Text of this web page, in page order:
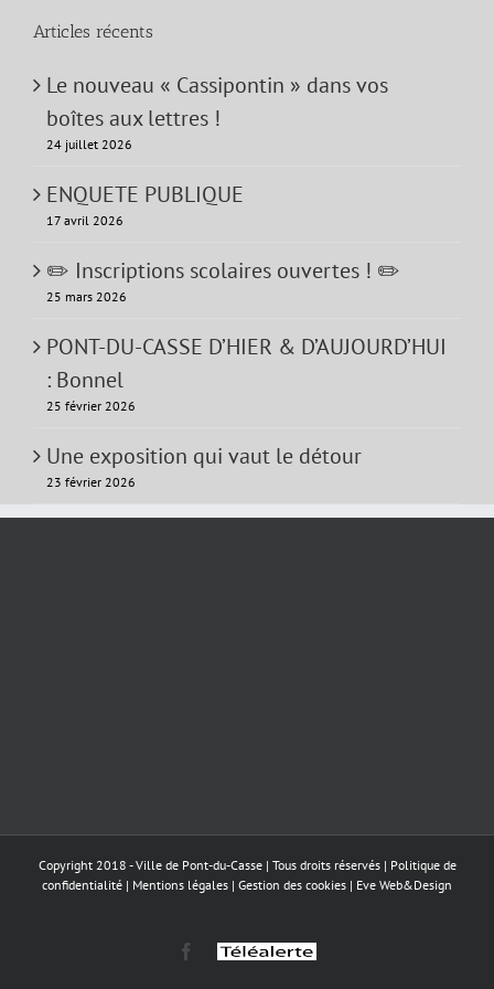
Articles récents
Le nouveau « Cassipontin » dans vos
boîtes aux lettres !
24 juillet 2026
ENQUETE PUBLIQUE
17 avril 2026
✏️ Inscriptions scolaires ouvertes ! ✏️
25 mars 2026
PONT-DU-CASSE D’HIER & D’AUJOURD’HUI
: Bonnel
25 février 2026
Une exposition qui vaut le détour
23 février 2026
Copyright 2018 - Ville de Pont-du-Casse | Tous droits réservés | Politique de
confidentialité | Mentions légales | Gestion des cookies | Eve Web&Design
Facebook
Téléalerte